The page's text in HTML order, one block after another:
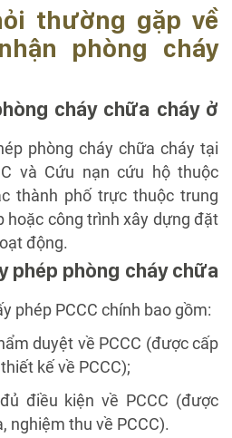
thường gặp về
phòng cháy
cháy chữa cháy ở
phòng cháy chữa cháy tại
và Cứu nạn cứu hộ thuộc
thành phố trực thuộc trung
hoặc công trình xây dựng đặt
động.
phép phòng cháy chữa
phép PCCC chính bao gồm:
duyệt về PCCC (được cấp
kế về PCCC);
điều kiện về PCCC (được
nghiệm thu về PCCC).